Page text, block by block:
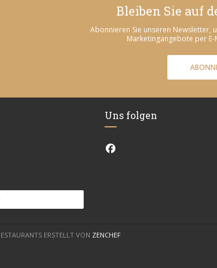
Bleiben Sie auf
Abonnieren Sie unseren Newsletter,
Marketingangebote per
Uns folgen
Facebook ((öffnet ein
ERSTELLT VON ZENCHEF((ÖFFNET EIN NEUES FENSTER))